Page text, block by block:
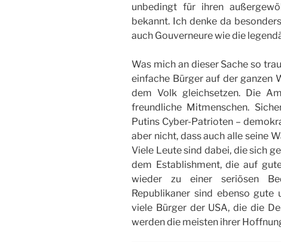
unbedingt für ihren
bekannt. Ich denke da
auch Gouverneure wie die
Was mich an dieser Sache so
einfache Bürger auf der ganzen
dem Volk gleichsetzen. Die
freundliche Mitmenschen.
Putins Cyber-Patrioten –
aber nicht, dass auch alle seine
Viele Leute sind dabei, die sich
dem Establishment, die auf
wieder zu einer seriösen
Republikaner sind ebenso gute
viele Bürger der USA, die die
werden die meisten ihrer